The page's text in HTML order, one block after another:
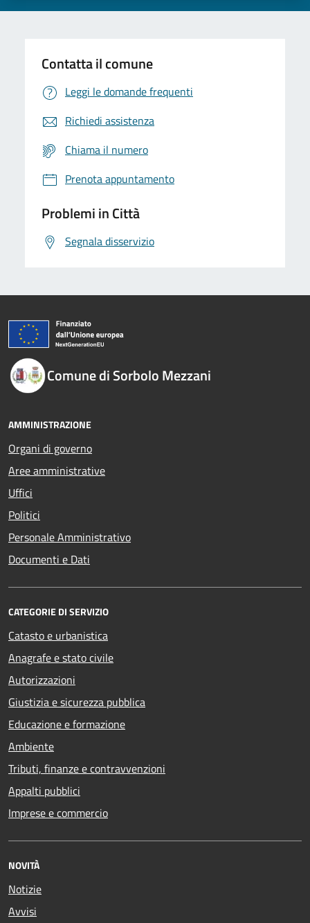
Contatta il comune
Leggi le domande frequenti
Richiedi assistenza
Chiama il numero
Prenota appuntamento
Problemi in Città
Segnala disservizio
Comune di Sorbolo Mezzani
AMMINISTRAZIONE
Organi di governo
Aree amministrative
Uffici
Politici
Personale Amministrativo
Documenti e Dati
CATEGORIE DI SERVIZIO
Catasto e urbanistica
Anagrafe e stato civile
Autorizzazioni
Giustizia e sicurezza pubblica
Educazione e formazione
Ambiente
Tributi, finanze e contravvenzioni
Appalti pubblici
Imprese e commercio
NOVITÀ
Notizie
Avvisi